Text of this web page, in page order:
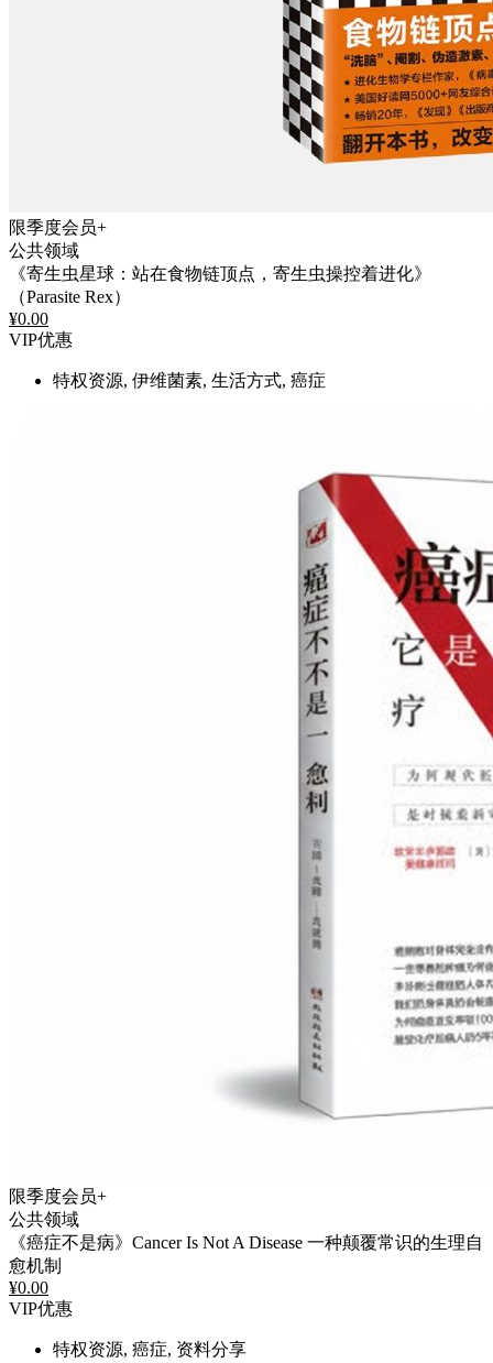
限季度会员+
公共领域
《寄生虫星球：站在食物链顶点，寄生虫操控着进化》
（Parasite Rex）
¥0.00
VIP优惠
特权资源, 伊维菌素, 生活方式, 癌症
限季度会员+
公共领域
《癌症不是病》Cancer Is Not A Disease 一种颠覆常识的生理自
愈机制
¥0.00
VIP优惠
特权资源, 癌症, 资料分享